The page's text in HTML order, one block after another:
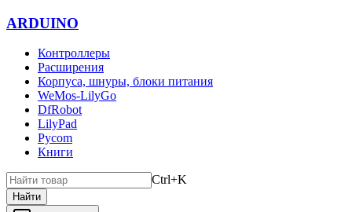
ARDUINO
Контроллеры
Расширения
Корпуса, шнуры, блоки питания
WeMos-LilyGo
DfRobot
LilyPad
Pycom
Книги
Ctrl+K
Найти